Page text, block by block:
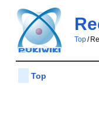
Top/
Top